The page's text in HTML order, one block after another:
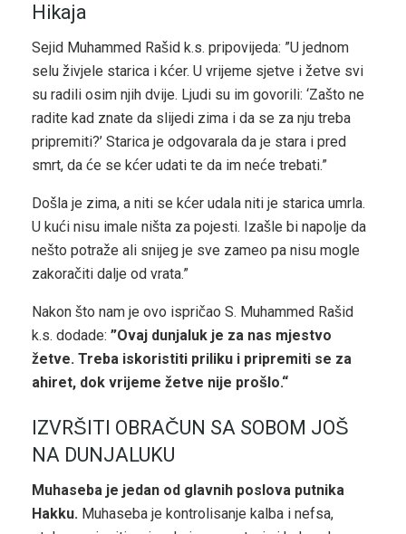
Hikaja
Sejid Muhammed Rašid k.s. pripovijeda: ”U jednom
selu živjele starica i kćer. U vrijeme sjetve i žetve svi
su radili osim njih dvije. Ljudi su im govorili: ‘Zašto ne
radite kad znate da slijedi zima i da se za nju treba
pripremiti?’ Starica je odgovarala da je stara i pred
smrt, da će se kćer udati te da im neće trebati.”
Došla je zima, a niti se kćer udala niti je starica umrla.
U kući nisu imale ništa za pojesti. Izašle bi napolje da
nešto potraže ali snijeg je sve zameo pa nisu mogle
zakoračiti dalje od vrata.”
Nakon što nam je ovo ispričao S. Muhammed Rašid
k.s. dodade: ”Ovaj dunjaluk je za nas mjestvo
žetve. Treba iskoristiti priliku i pripremiti se za
ahiret, dok vrijeme žetve nije prošlo.“
IZVRŠITI OBRAČUN SA SOBOM JOŠ
NA DUNJALUKU
Muhaseba je jedan od glavnih poslova putnika
Hakku. Muhaseba je kontrolisanje kalba i nefsa,